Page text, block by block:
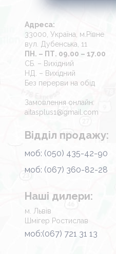
Адреса:
33000, Україна, м.Рівне
вул. Дубенська, 11
ПН. – ПТ. 09.00 – 17.00
СБ. – Вихідний
НД. – Вихідний
Без перерви на обід
Замовлення онлайн:
aitasplus1@gmail.com
Відділ продажу:
моб: (050) 435-42-90
моб: (067) 360-82-28
Наші дилери:
м. Львів
Шмігер Ростислав
моб:(067) 721 31 13